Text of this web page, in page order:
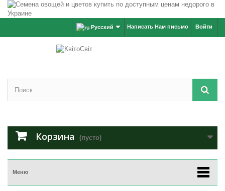
Войти
Написать Нам письмо
Русский
Корзина (пусто)
Меню